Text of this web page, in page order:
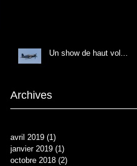
Un show de haut vol...
Archives
avril 2019 (1)
janvier 2019 (1)
octobre 2018 (2)